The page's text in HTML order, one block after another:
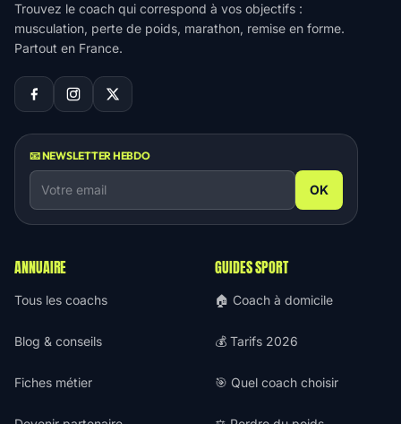
Trouvez le coach qui correspond à vos objectifs :
musculation, perte de poids, marathon, remise en forme.
Partout en France.
📧 NEWSLETTER HEBDO
OK
ANNUAIRE
Tous les coachs
Blog & conseils
Fiches métier
GUIDES SPORT
🏠 Coach à domicile
💰 Tarifs 2026
🎯 Quel coach choisir